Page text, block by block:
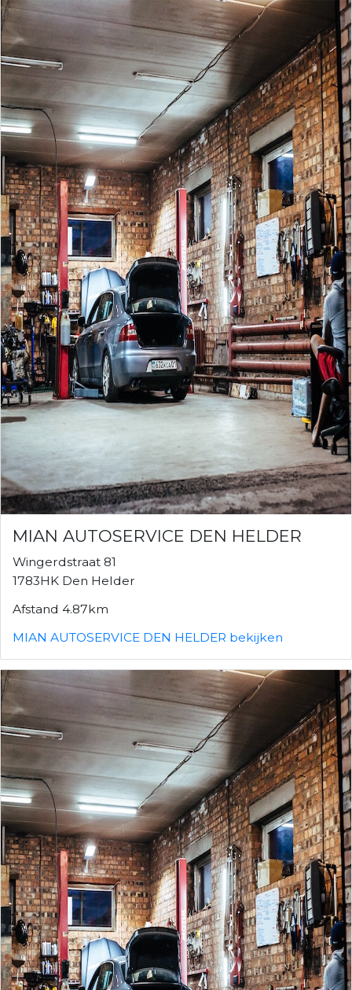
MIAN AUTOSERVICE DEN HELDER
Wingerdstraat 81
1783HK Den Helder
Afstand 4.87km
MIAN AUTOSERVICE DEN HELDER bekijken